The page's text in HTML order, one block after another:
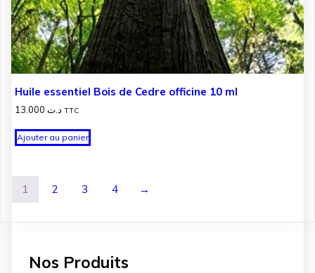
Huile essentiel Bois de Cedre officine 10 ml
د.ت TTC
Ajouter au panier
1 2 3 4 →
Nos Produits